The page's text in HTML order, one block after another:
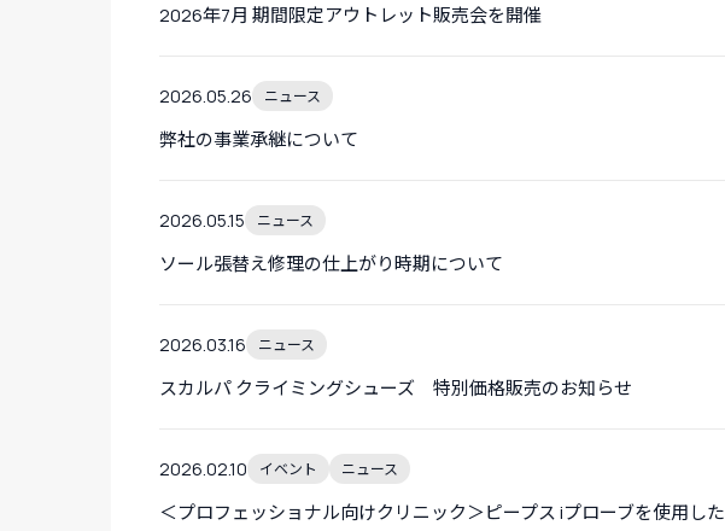
2026年7月 期間限定アウトレット販売会を開催
2026.05.26 ニュース
弊社の事業承継について
2026.05.15 ニュース
ソール張替え修理の仕上がり時期について
2026.03.16 ニュース
スカルパ クライミングシューズ 特別価格販売のお知らせ
2026.02.10 イベント ニュース
＜プロフェッショナル向けクリニック＞ピープス iプローブを使用した